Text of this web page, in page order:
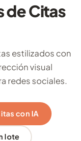
de Citas
estilizados con
visual
redes sociales.
con IA
lote